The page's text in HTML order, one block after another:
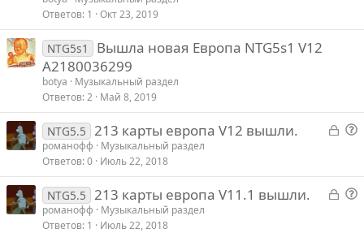
о
Ответов 1 Окт 23, 2019
NTG5s1
Вышла новая Европа NTG5s1 V12
A2180036299
botya
Музыкальный раздел
Ответов 2 Май 8, 2019
З
р
ы
В
р
о
NTG5.5 213 карты европа V12 вышли.
романофф
Музыкальный раздел
Ответов 0 Июль 22, 2018
З
В
NTG5.5 213 карты европа V11.1 вышли.
романофф
Музыкальный раздел
Ответов 1 Июль 22, 2018